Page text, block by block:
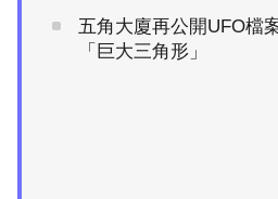
五角大廈再公開UFO檔
「巨大三角形」